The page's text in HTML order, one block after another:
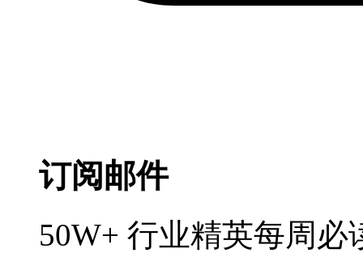
订阅邮件
50W+ 行业精英每周